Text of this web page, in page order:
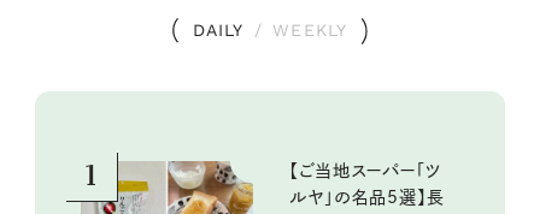
DAILY / WEEKLY
1
【ご当地スーパー「ツ
ルヤ」の名品5選】長